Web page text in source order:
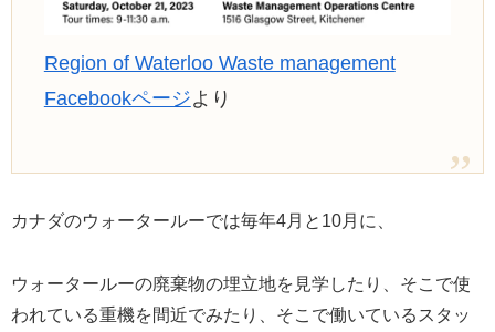
Region of Waterloo Waste management
Facebookページより
カナダのウォータールーでは毎年4月と10月に、
ウォータールーの廃棄物の埋立地を見学したり、そこで使
われている重機を間近でみたり、そこで働いているスタッ